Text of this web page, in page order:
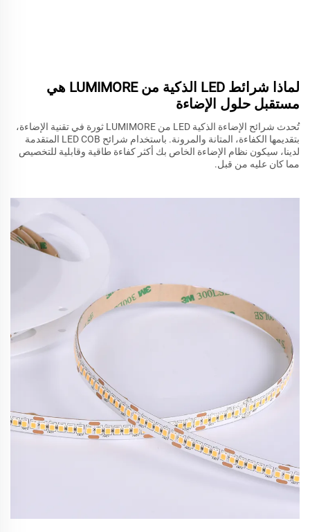
لماذا شرائط LED الذكية من LUMIMORE هي
مستقبل حلول الإضاءة
تُحدث شرائح الإضاءة الذكية LED من LUMIMORE ثورة في تقنية الإضاءة،
بتقديمها الكفاءة، المتانة والمرونة. باستخدام شرائح LED COB المتقدمة
لدينا، سيكون نظام الإضاءة الخاص بك أكثر كفاءة طاقية وقابلية للتخصيص
مما كان عليه من قبل.